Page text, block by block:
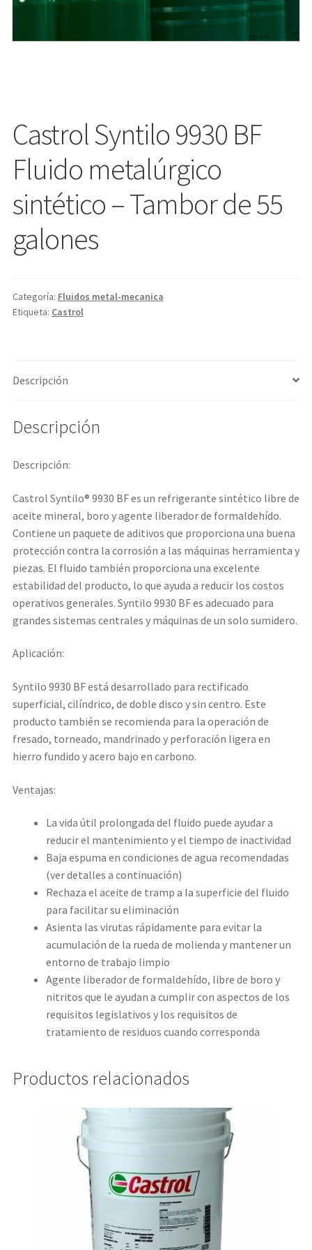
Castrol Syntilo 9930 BF
Fluido metalúrgico
sintético – Tambor de 55
galones
Categoría: Fluidos metal-mecanica
Etiqueta: Castrol
Descripción
Descripción
Descripción:
Castrol Syntilo® 9930 BF es un refrigerante sintético libre de
aceite mineral, boro y agente liberador de formaldehído.
Contiene un paquete de aditivos que proporciona una buena
protección contra la corrosión a las máquinas herramienta y
piezas. El fluido también proporciona una excelente
estabilidad del producto, lo que ayuda a reducir los costos
operativos generales. Syntilo 9930 BF es adecuado para
grandes sistemas centrales y máquinas de un solo sumidero.
Aplicación:
Syntilo 9930 BF está desarrollado para rectificado
superficial, cilíndrico, de doble disco y sin centro. Este
producto también se recomienda para la operación de
fresado, torneado, mandrinado y perforación ligera en
hierro fundido y acero bajo en carbono.
Ventajas:
La vida útil prolongada del fluido puede ayudar a
reducir el mantenimiento y el tiempo de inactividad
Baja espuma en condiciones de agua recomendadas
(ver detalles a continuación)
Rechaza el aceite de tramp a la superficie del fluido
para facilitar su eliminación
Asienta las virutas rápidamente para evitar la
acumulación de la rueda de molienda y mantener un
entorno de trabajo limpio
Agente liberador de formaldehído, libre de boro y
nitritos que le ayudan a cumplir con aspectos de los
requisitos legislativos y los requisitos de
tratamiento de residuos cuando corresponda
Productos relacionados